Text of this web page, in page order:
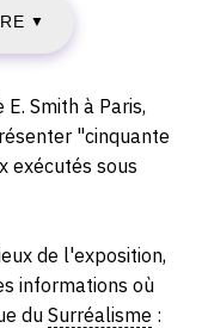
▼
Smith à Paris,
"cinquante
exécutés sous
de l'exposition,
informations où
duSurréalisme :